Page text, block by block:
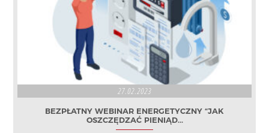
27.02.2023
BEZPŁATNY WEBINAR ENERGETYCZNY “JAK
OSZCZĘDZAĆ PIENIĄD...